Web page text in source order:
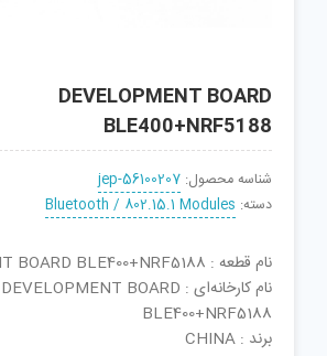
DEVELOPMENT BOARD
BLE400+NRF5188
شناسه محصول: jep-56100207
دسته: Bluetooth / 802.15.1 Modules
نام قطعه : DEVELOPMENT BOARD BLE400+NRF5188
نام کارخانه‌ای : DEVELOPMENT BOARD
BLE400+NRF5188
برند : CHINA